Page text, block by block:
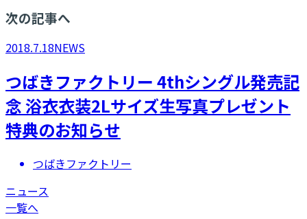
次の記事へ
2018.7.18NEWS
つばきファクトリー 4thシングル発売記
念 浴衣衣装2Lサイズ生写真プレゼント
特典のお知らせ
つばきファクトリー
ニュース
一覧へ